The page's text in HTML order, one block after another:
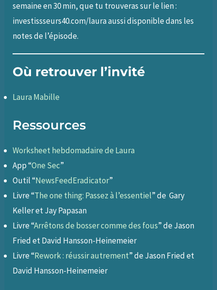
semaine en 30 min, que tu trouveras sur le lien :
investissseurs40.com/laura aussi disponible dans les
notes de l’épisode.
Où retrouver l’invité
Laura Mabille
Ressources
Worksheet hebdomadaire de Laura
App “One Sec”
Outil “NewsFeedEradicator”
Livre “The one thing: Passez à l’essentiel” de Gary
Keller et Jay Papasan
Livre “Arrêtons de bosser comme des fous” de Jason
Fried et David Hansson-Heinemeier
Livre “Rework : réussir autrement” de Jason Fried et
David Hansson-Heinemeier